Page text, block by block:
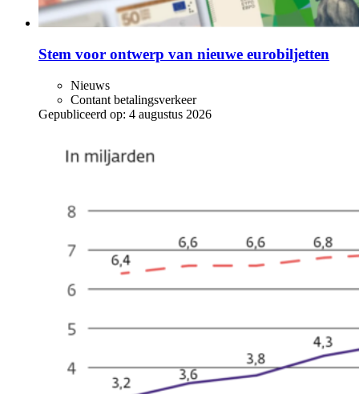
Stem voor ontwerp van nieuwe eurobiljetten
Nieuws
Contant betalingsverkeer
Gepubliceerd op: 4 augustus 2026